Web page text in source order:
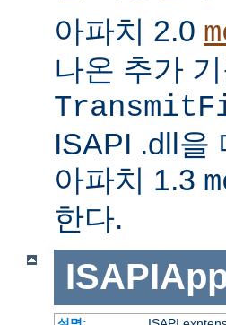
아파치 2.0
나온 추가
ISAPI .dll을
아파치 1.3
한다.